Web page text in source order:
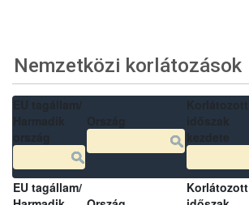
Nemzetközi korlátozások
EU tagállam/
Korlátozott